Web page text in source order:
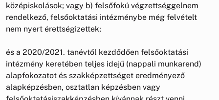
középiskolások; vagy b) felsőfokú végzettséggelnem
rendelkező, felsőoktatási intézménybe még felvételt
nem nyert érettségizettek;
és a 2020/2021. tanévtől kezdődően felsőoktatási
intézmény keretében teljes idejű (nappali munkarend)
alapfokozatot és szakképzettséget eredményező
alapképzésben, osztatlan képzésben vagy